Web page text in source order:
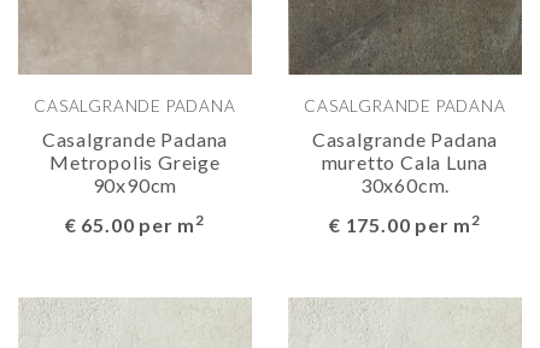
CASALGRANDE PADANA
Casalgrande Padana
Metropolis Greige
90x90cm
€ 65.00 per m2
CASALGRANDE PADANA
Casalgrande Padana
muretto Cala Luna
30x60cm.
€ 175.00 per m2